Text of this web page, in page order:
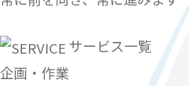
サービス一覧
企画・作業